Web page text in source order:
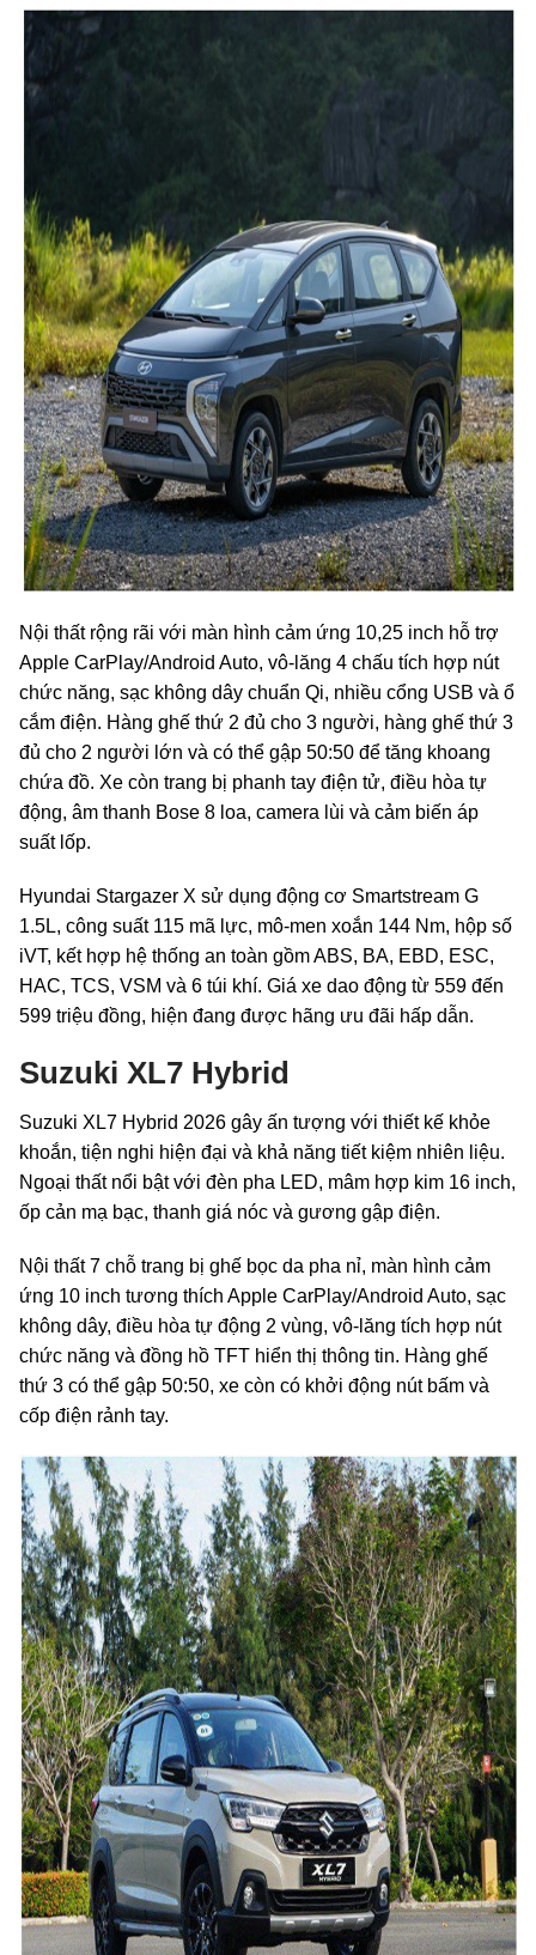
Nội thất rộng rãi với màn hình cảm ứng 10,25 inch hỗ trợ
Apple CarPlay/Android Auto, vô-lăng 4 chấu tích hợp nút
chức năng, sạc không dây chuẩn Qi, nhiều cổng USB và ổ
cắm điện. Hàng ghế thứ 2 đủ cho 3 người, hàng ghế thứ 3
đủ cho 2 người lớn và có thể gập 50:50 để tăng khoang
chứa đồ. Xe còn trang bị phanh tay điện tử, điều hòa tự
động, âm thanh Bose 8 loa, camera lùi và cảm biến áp
suất lốp.
Hyundai Stargazer X sử dụng động cơ Smartstream G
1.5L, công suất 115 mã lực, mô-men xoắn 144 Nm, hộp số
iVT, kết hợp hệ thống an toàn gồm ABS, BA, EBD, ESC,
HAC, TCS, VSM và 6 túi khí. Giá xe dao động từ 559 đến
599 triệu đồng, hiện đang được hãng ưu đãi hấp dẫn.
Suzuki XL7 Hybrid
Suzuki XL7 Hybrid 2026 gây ấn tượng với thiết kế khỏe
khoắn, tiện nghi hiện đại và khả năng tiết kiệm nhiên liệu.
Ngoại thất nổi bật với đèn pha LED, mâm hợp kim 16 inch,
ốp cản mạ bạc, thanh giá nóc và gương gập điện.
Nội thất 7 chỗ trang bị ghế bọc da pha nỉ, màn hình cảm
ứng 10 inch tương thích Apple CarPlay/Android Auto, sạc
không dây, điều hòa tự động 2 vùng, vô-lăng tích hợp nút
chức năng và đồng hồ TFT hiển thị thông tin. Hàng ghế
thứ 3 có thể gập 50:50, xe còn có khởi động nút bấm và
cốp điện rảnh tay.